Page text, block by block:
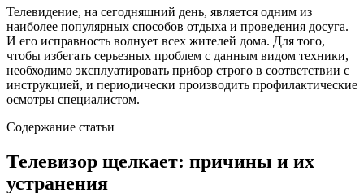
Телевидение, на сегодняшний день, является одним из
наиболее популярных способов отдыха и проведения досуга.
И его исправность волнует всех жителей дома. Для того,
чтобы избегать серьезных проблем с данным видом техники,
необходимо эксплуатировать прибор строго в соответствии с
инструкцией, и периодически производить профилактические
осмотры специалистом.
Содержание статьи
Телевизор щелкает: причины и их
устранения